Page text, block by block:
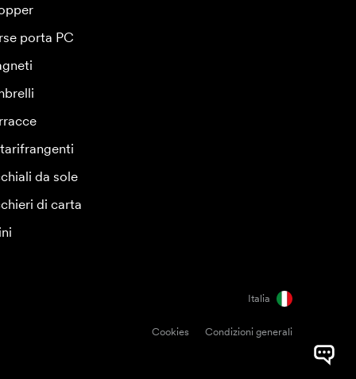
porta PC
da sole
di carta
Italia
Cookies Condizioni generali